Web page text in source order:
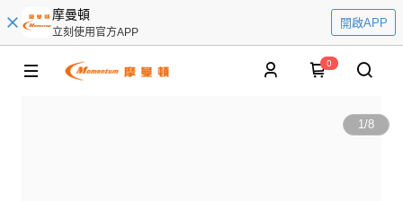
摩曼頓
立刻使用官方APP
開啟APP
0
1/8